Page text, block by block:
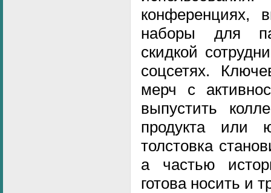
конференциях,
наборы для
скидкой
соцсетях.
мерч с
выпустить
продукта или
толстовка
а частью
готова носить и